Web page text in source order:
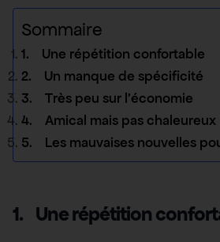
Sommaire
1. Une répétition confortable
2. Un manque de spécificité
3. Très peu sur l’économie
4. Amical mais pas chaleureux
5. Les mauvaises nouvelles
1. Une répétition